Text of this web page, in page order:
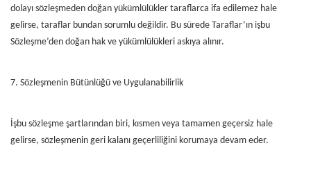
dolayı sözleşmeden doğan yükümlülükler taraflarca ifa edilemez hale
gelirse, taraflar bundan sorumlu değildir. Bu sürede Taraflar’ın işbu
Sözleşme’den doğan hak ve yükümlülükleri askıya alınır.
7. Sözleşmenin Bütünlüğü ve Uygulanabilirlik
İşbu sözleşme şartlarından biri, kısmen veya tamamen geçersiz hale
gelirse, sözleşmenin geri kalanı geçerliliğini korumaya devam eder.